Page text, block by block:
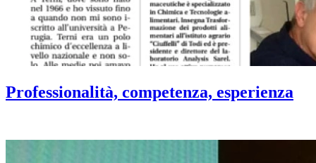
Professionalità, competenza, esperienza